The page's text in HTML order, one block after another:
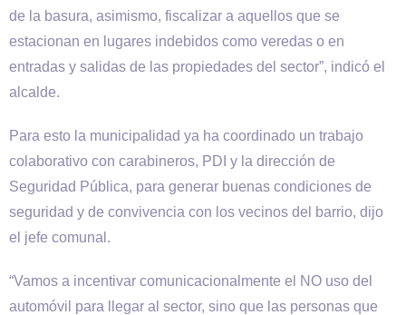
de la basura, asimismo, fiscalizar a aquellos que se
estacionan en lugares indebidos como veredas o en
entradas y salidas de las propiedades del sector”, indicó el
alcalde.
Para esto la municipalidad ya ha coordinado un trabajo
colaborativo con carabineros, PDI y la dirección de
Seguridad Pública, para generar buenas condiciones de
seguridad y de convivencia con los vecinos del barrio, dijo
el jefe comunal.
“Vamos a incentivar comunicacionalmente el NO uso del
automóvil para llegar al sector, sino que las personas que